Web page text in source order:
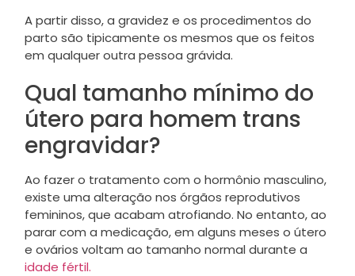
A partir disso, a gravidez e os procedimentos do
parto são tipicamente os mesmos que os feitos
em qualquer outra pessoa grávida.
Qual tamanho mínimo do
útero para homem trans
engravidar?
Ao fazer o tratamento com o hormônio masculino,
existe uma alteração nos órgãos reprodutivos
femininos, que acabam atrofiando. No entanto, ao
parar com a medicação, em alguns meses o útero
e ovários voltam ao tamanho normal durante a
idade fértil.